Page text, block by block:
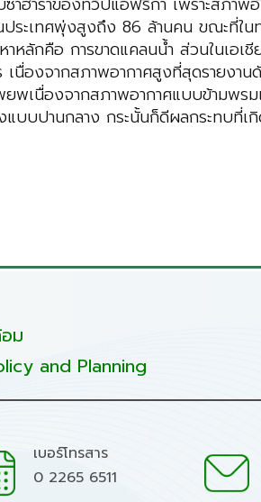
ะเทศพุ่งสูงถึง 86 ล้านคน ขณะที่ใน
กคือ การขาดแคลนน้ำ ส่วนในเอเชี
นื่องจากสภาพอากาศสูงที่สุดรายงา
เนื่องจากสภาพอากาศแบบข้ามพร
บบปานกลาง กระนั้นก็ดีผลกระทบที่
ม
and Planning
เบอร์โทรสาร
0 2265 6511